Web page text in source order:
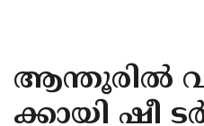
KANNUR
KASARAGOD
ആന്തൂരിൽ
ക്കായി ഷീ